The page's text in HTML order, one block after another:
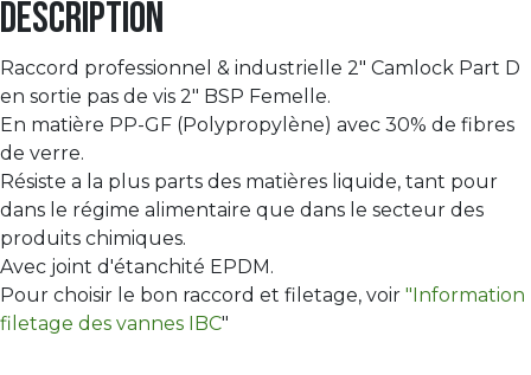
Description
Raccord professionnel & industrielle 2" Camlock Part D
en sortie pas de vis 2" BSP Femelle.
En matière PP-GF (Polypropylène) avec 30% de fibres
de verre.
Résiste a la plus parts des matières liquide, tant pour
dans le régime alimentaire que dans le secteur des
produits chimiques.
Avec joint d'étanchité EPDM.
Pour choisir le bon raccord et filetage, voir "Information
filetage des vannes IBC"